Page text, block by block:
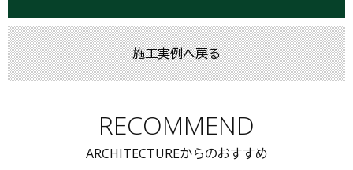
施工実例へ戻る
RECOMMEND
ARCHITECTUREからのおすすめ